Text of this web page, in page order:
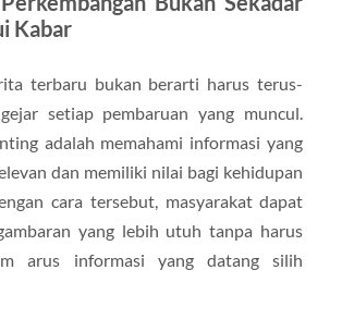
Kabar
terbaru bukan berarti harus terus-
setiap pembaruan yang muncul.
adalah memahami informasi yang
dan memiliki nilai bagi kehidupan
cara tersebut, masyarakat dapat
yang lebih utuh tanpa harus
arus informasi yang datang silih